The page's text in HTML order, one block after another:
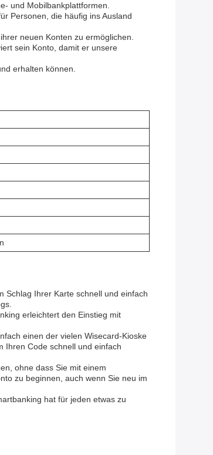
und Mobilbankplattformen.
Personen, die häufig ins Ausland
neuen Konten zu ermöglichen.
sein Konto, damit er unsere
erhalten können.
Schlag Ihrer Karte schnell und einfach
erleichtert den Einstieg mit
einen der vielen Wisecard-Kioske
Ihren Code schnell und einfach
ohne dass Sie mit einem
zu beginnen, auch wenn Sie neu im
hat für jeden etwas zu